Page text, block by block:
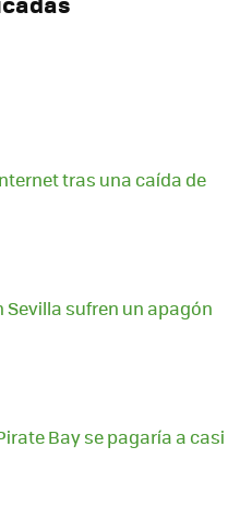
tras una caída de
Sevilla sufren un apagón
Bay se pagaría a casi